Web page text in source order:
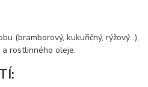
(bramborový, kukuřičný, rýžový…),
rostlinného oleje.